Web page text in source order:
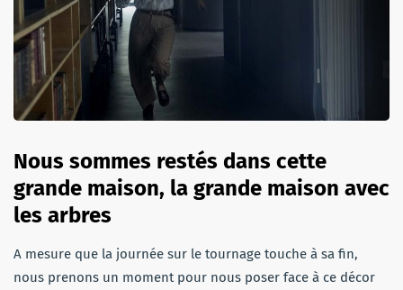
Nous sommes restés dans cette
grande maison, la grande maison avec
les arbres
A mesure que la journée sur le tournage touche à sa fin,
nous prenons un moment pour nous poser face à ce décor